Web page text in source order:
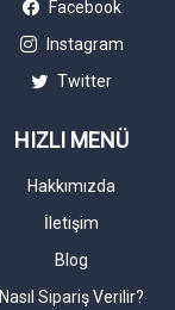
Facebook
Instagram
Twitter
HIZLI MENÜ
Hakkımızda
İletişim
Blog
Nasıl Sipariş Verilir?